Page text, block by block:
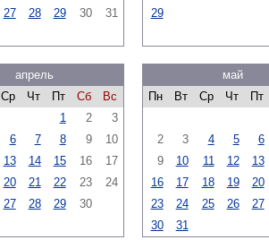
27 28 29 30 31
29
апрель
Ср Чт Пт Сб
Вс
1
2
3
6 7 8 9
10
13 14 15 16
17
20 21 22 23
24
27 28 29 30
май
Пн
Вт Ср Чт Пт
2
3 4 5 6
9
10 11 12 13
16
17 18 19 20
23
24 25 26 27
30
31